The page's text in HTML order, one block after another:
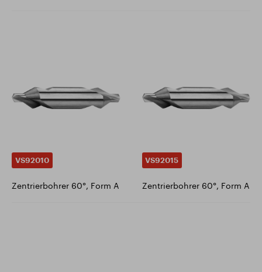
VS92010
Zentrierbohrer 60°, Form A
VS92015
Zentrierbohrer 60°, Form A